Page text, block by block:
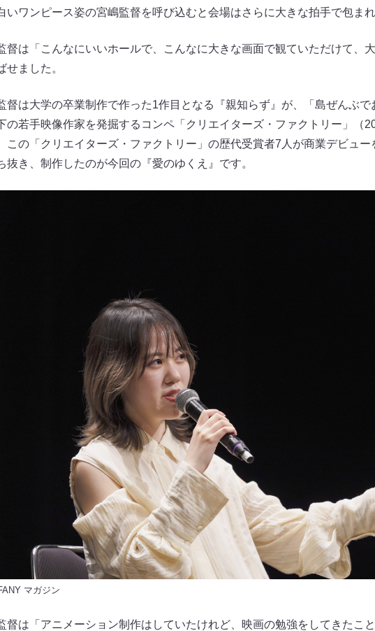
いワンピース姿の宮嶋監督を呼び込むと会場はさらに大きな拍手で包まれ
督は「こんなにいいホールで、こんなに大きな画面で観ていただけて、
せました。
督は大学の卒業制作で作った1作目となる『親知らず』が、「島ぜんぶ
の若手映像作家を発掘するコンペ「クリエイターズ・ファクトリー」（
この「クリエイターズ・ファクトリー」の歴代受賞者7人が商業デビュ
抜き、制作したのが今回の『愛のゆくえ』です。
マガジン
督は「アニメーション制作はしていたけれど、映画の勉強をしてきたこ